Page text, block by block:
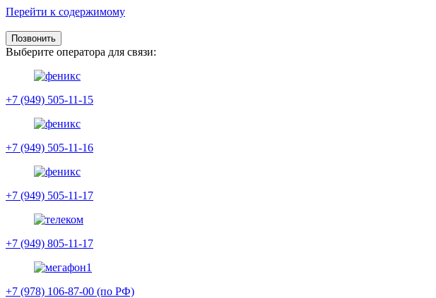
Перейти к содержимому
Позвонить
Выберите оператора для связи:
+7 (949) 505-11-15
+7 (949) 505-11-16
+7 (949) 505-11-17
+7 (949) 805-11-17
+7 (978) 106-87-00 (по РФ)